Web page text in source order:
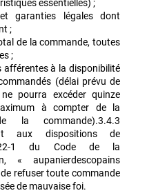
essentielles) ;
garanties légales dont
;
de la commande, toutes
;
afférentes à la disponibilité
(délai prévu de
ne pourra excéder quinze
à compter de la
de la commande).3.4.3
aux dispositions de
1 du Code de la
« aupanierdescopains
refuser toute commande
de mauvaise foi.